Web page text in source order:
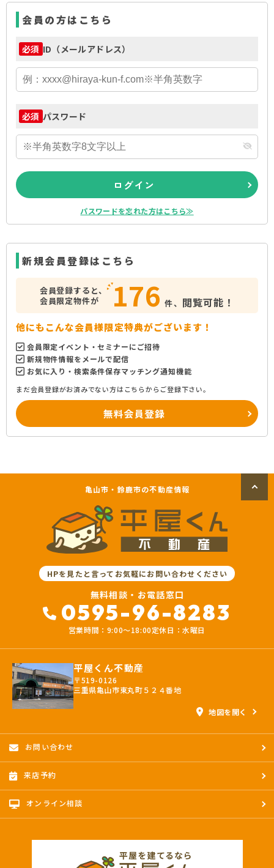
会員の方はこちら
必須 ID（メールアドレス）
必須 パスワード
ログイン
パスワードを忘れた方はこちら≫
新規会員登録はこちら
会員登録すると、
会員限定物件が
176 件、 閲覧可能！
他にもこんな会員様限定特典がございます！
会員限定イベント・セミナーにご招待
新規物件情報をメールで配信
お気に入り・検索条件保存マッチング通知機能
まだ会員登録がお済みでない方はこちらからご登録下さい。
無料会員登録
亀山市・鈴鹿市の不動産情報
HPを見たと言ってお気軽にお問い合わせください
無料相談・お電話窓口
0595-96-8283
営業時間：9:00〜18:00定休日：水曜日
平屋くん不動産
〒519-0126
三重県亀山市東丸町５２４番地
地図を開く
お問い合わせ
来店予約
オンライン相談